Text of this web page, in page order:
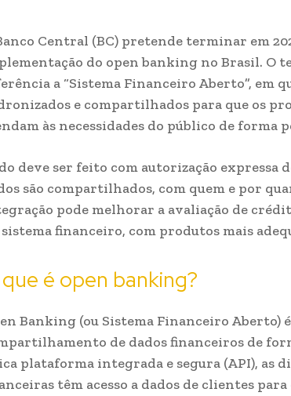
Central (BC) pretende terminar em
do open banking no Brasil. O
a “Sistema Financeiro Aberto”, em
e compartilhados para que os
às necessidades do público de forma
deve ser feito com autorização expressa
são compartilhados, com quem e por
pode melhorar a avaliação de
financeiro, com produtos mais
é open banking?
Banking (ou Sistema Financeiro Aberto)
de dados financeiros de
plataforma integrada e segura (API), as
têm acesso a dados de clientes